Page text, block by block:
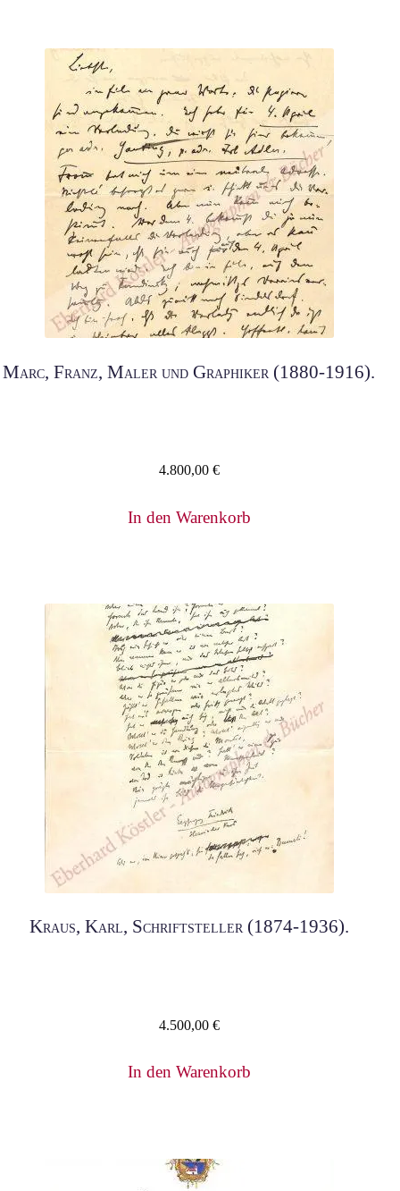
Marc, Franz, Maler und Graphiker (1880-1916).
4.800,00 €
In den Warenkorb
Kraus, Karl, Schriftsteller (1874-1936).
4.500,00 €
In den Warenkorb